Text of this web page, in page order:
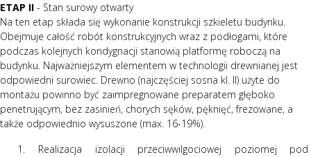
ETAP II - Stan surowy otwarty
Na ten etap składa się wykonanie konstrukcji szkieletu budynku.
Obejmuje całość robót konstrukcyjnych wraz z podłogami, które
podczas kolejnych kondygnacji stanowią platformę roboczą na
budynku. Najważniejszym elementem w technologii drewnianej jest
odpowiedni surowiec. Drewno (najczęściej sosna kl. II) użyte do
montażu powinno być zaimpregnowane preparatem głęboko
penetrującym, bez zasinień, chorych sęków, pęknięć, frezowane, a
także odpowiednio wysuszone (max. 16-19%).
Realizacja izolacji przeciwwilgociowej poziomej pod